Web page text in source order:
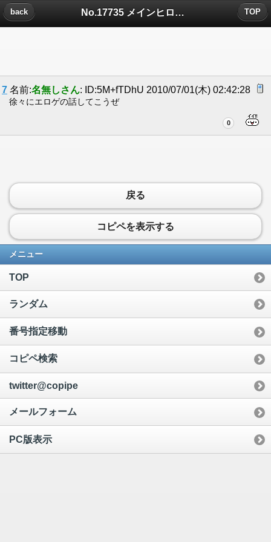
No.17735 メインヒロイン大好き病についたコメント
back TOP
7 名前:名無しさん: ID:5M+fTDhU 2010/07/01(木) 02:42:28
徐々にエロゲの話してこうぜ
0
戻る
コピペを表示する
メニュー
TOP
ランダム
番号指定移動
コピペ検索
twitter@copipe
メールフォーム
PC版表示